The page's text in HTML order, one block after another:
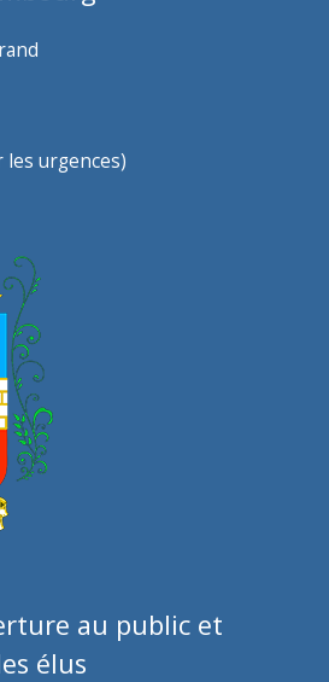
urgences)
au public et
élus